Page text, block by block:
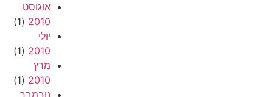
אוגוסט
2010
(1)
יולי
2010
(1)
מרץ
2010
(1)
נובמבר